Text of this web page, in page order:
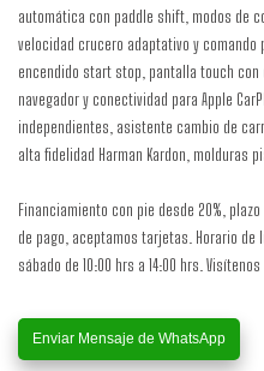
automática con paddle shift, modos de
velocidad crucero adaptativo y comando
encendido start stop, pantalla touch
navegador y conectividad para Apple
independientes, asistente cambio de
alta fidelidad Harman Kardon, molduras
Financiamiento con pie desde 20%,
de pago, aceptamos tarjetas. Horario de
sábado de 10:00 hrs a 14:00 hrs. Visítenos
Enviar Mensaje de WhatsApp